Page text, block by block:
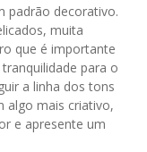
padrão decorativo.
muita
que é importante
para o
a linha dos tons
algo mais criativo,
e apresente um